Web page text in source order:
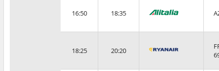
16:50 18:35
18:25 20:20